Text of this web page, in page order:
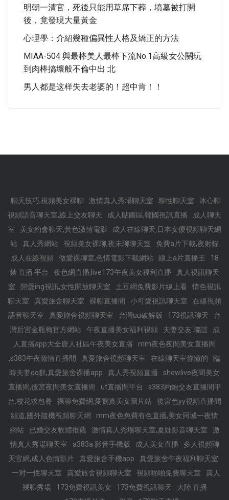
明朝一清官，死後只能用草席下葬，墳墓被打開
後，竟發現大量黃金
心理學：介紹幾種偏異性人格及矯正的方法
MIAA-504 與最棒美人最棒下流No.1高級女公關玩
到肉棒搞壞般不倫中出 北
男人都是这样失去老婆的！超中肯！！
聊天技巧,視頻美女裸聊 激情真人秀場聊天室 聊性聊天室
冰心聊
視頻語音聊天室,線上交友聊天
成人貼圖區,韓國視訊直播
成人聊天
室
美女約會聊天,黃色激情電影
成人在線聊天,日本女優視頻聊天網
站
真人秀網站 視頻美女裸聊,夜未聊聊天室
免費a片下載,夜射貓
成人在線視頻
做愛裸聊室,色情電影下載網站 線上a片直播王
18
禁 直播 平台
夜色網直播,live173午夜美女福利直播
真人視訊聊天
室
戀愛ing視訊,女性開放聊天室 土豆網免費影片線上看
情色視訊
聊天室
真愛旅舍聊天室 裸聊直播間 小可愛視訊聊天室
在線視頻
語音聊天室
真愛旅舍視頻聊天室 台灣uu破解版 173視訊聊天
台
灣后宮金瓶梅官方網站
午夜直播美女福利視頻 夫妻交友 聯誼
成
人直播app大全唐人社區午夜美女直播
mm夜色夜間美女直播間
,s383午夜激情直播間
真愛旅舍視頻聊天室 在線聊天室你懂的
臨
時夫妻qq群,真愛旅舍裸播app
真人秀視頻直播
showlive夜間美女
直播間,後宮夜間美女直播間
ut直播間平台
s383約炮交友直播間平
台,校花求包養
裸聊免費網,愛寫真美女圖片站
後宮色yy視頻直播間
頻道,國外隨機視頻聊天網
mm夜色免費有色直播,美女同城一夜情
網站
已婚交友軟體推薦 激情真人秀場聊天室,夏娃影音聊天室
激
情真人秀場聊天室
a383a 影音手機版 成人美女直播
多人視頻聊
天官網,成人色情影片
真愛旅舍手機app
真愛旅舍午夜福利聊天室
一对一性聊天室
真愛旅舍視頻聊天室 視頻啪啪免費聊天室
真人
裸聊秀場
173免費視訊美女 173免費視訊聊天
大陸 直播